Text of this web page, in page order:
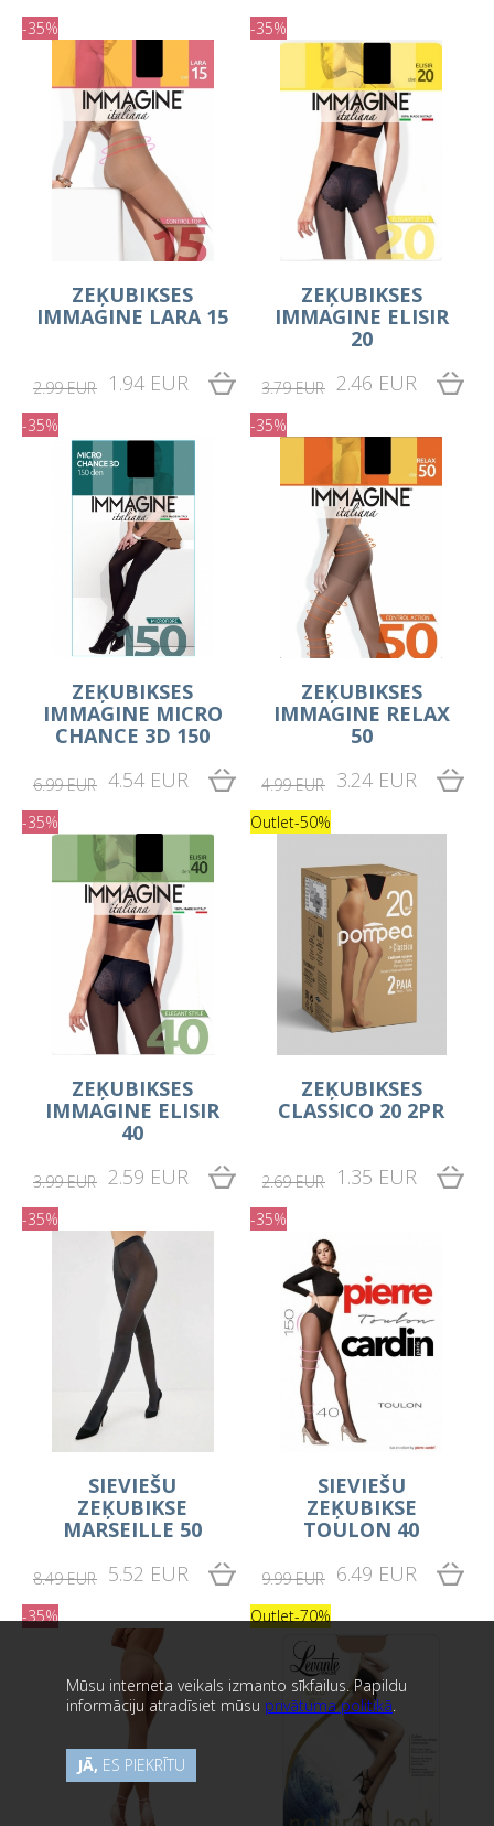
Mūsu interneta veikals izmanto sīkfailus. Papildu
informāciju atradīsiet mūsu privātuma politikā.
JĀ, ES PIEKRĪTU
-35%
ZEĶUBIKSES
IMMAGINE LARA 15
2.99 EUR 1.94 EUR
-35%
ZEĶUBIKSES
IMMAGINE ELISIR
20
3.79 EUR 2.46 EUR
-35%
ZEĶUBIKSES
IMMAGINE MICRO
CHANCE 3D 150
6.99 EUR 4.54 EUR
-35%
ZEĶUBIKSES
IMMAGINE RELAX
50
4.99 EUR 3.24 EUR
-35%
ZEĶUBIKSES
IMMAGINE ELISIR
40
3.99 EUR 2.59 EUR
Outlet-50%
ZEĶUBIKSES
CLASSICO 20 2PR
2.69 EUR 1.35 EUR
-35%
SIEVIEŠU
ZEĶUBIKSE
MARSEILLE 50
8.49 EUR 5.52 EUR
-35%
SIEVIEŠU
ZEĶUBIKSE
TOULON 40
9.99 EUR 6.49 EUR
-35% Outlet-70%